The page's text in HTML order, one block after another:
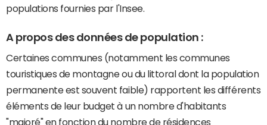
populations fournies par l'Insee.
A propos des données de population :
Certaines communes (notamment les communes
touristiques de montagne ou du littoral dont la population
permanente est souvent faible) rapportent les différents
éléments de leur budget à un nombre d'habitants
"majoré" en fonction du nombre de résidences